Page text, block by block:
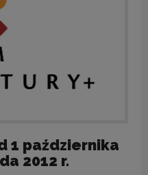
1 października
2012 r.